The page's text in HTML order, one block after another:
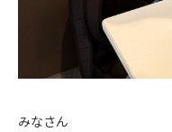
みなさん